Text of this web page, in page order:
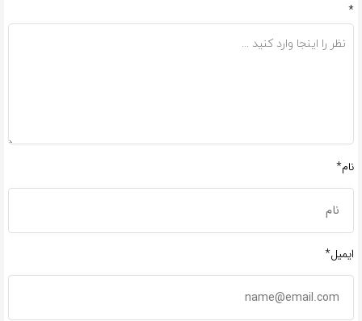
*
نام*
ایمیل*